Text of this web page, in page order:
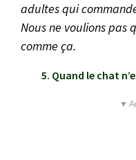
adultes qui
Nous ne voulions pas
comme ça.
5. Quand le chat
▼